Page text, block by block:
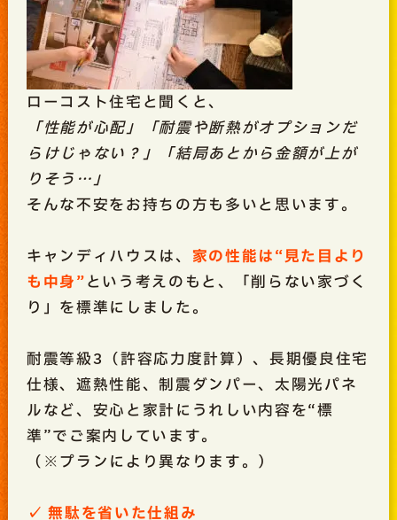
ローコスト住宅と聞くと、
「性能が心配」「耐震や断熱がオプションだ
らけじゃない？」「結局あとから金額が上が
りそう…」
そんな不安をお持ちの方も多いと思います。
キャンディハウスは、 家の性能は“見た目より
も中身”という考えのもと、「削らない家づく
り」を標準にしました。
耐震等級3（許容応力度計算）、長期優良住宅
仕様、遮熱性能、制震ダンパー、太陽光パネ
ルなど、安心と家計にうれしい内容を“標
準”でご案内しています。
（※プランにより異なります。）
✓ 無駄を省いた仕組み